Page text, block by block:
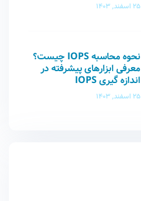
25 اسفند, 1403
نحوه محاسبه IOPS چیست؟
معرفی ابزارهای پیشرفته در
اندازه گیری IOPS
25 اسفند, 1403